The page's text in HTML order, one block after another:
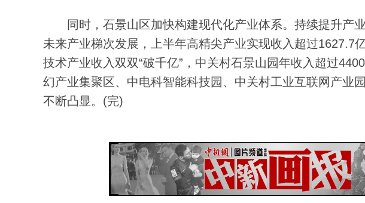
同时，石景山区加快构建现代化产业体系。持续提升产
未来产业梯次发展，上半年高精尖产业实现收入超过1627.7
技术产业收入双双“破千亿”，中关村石景山园年收入超过
幻产业集聚区、中电科智能科技园、中关村工业互联网产业
不断凸显。(完)